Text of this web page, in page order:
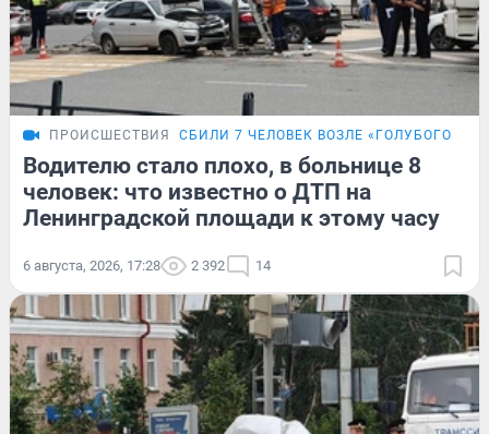
ПРОИСШЕСТВИЯ СБИЛИ 7 ЧЕЛОВЕК ВОЗЛЕ «ГОЛУБОГО
Водителю стало плохо, в больнице 8
человек: что известно о ДТП на
Ленинградской площади к этому часу
6 августа, 2026, 17:28 2 392 14